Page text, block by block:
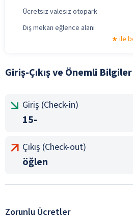
Ücretsiz valesiz otopark
Dış mekan eğlence alanı
ile
Giriş-Çıkış ve Önemli Bilgiler
Giriş (Check-in)
15-
Çıkış (Check-out)
öğlen
Zorunlu Ücretler